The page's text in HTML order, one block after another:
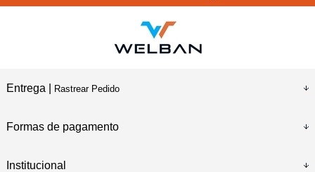
Entrega | Rastrear Pedido
Formas de pagamento
Institucional